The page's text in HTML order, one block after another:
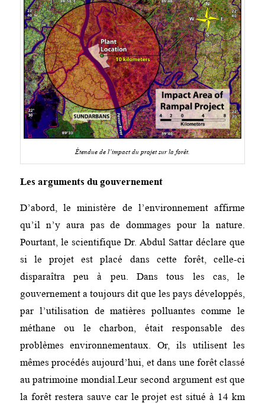
Étendue de l’impact du projet sur la forêt.
Les arguments du gouvernement
D’abord, le ministère de l’environnement affirme
qu’il n’y aura pas de dommages pour la nature.
Pourtant, le scientifique Dr. Abdul Sattar déclare que
si le projet est placé dans cette forêt, celle-ci
disparaîtra peu à peu. Dans tous les cas, le
gouvernement a toujours dit que les pays développés,
par l’utilisation de matières polluantes comme le
méthane ou le charbon, était responsable des
problèmes environnementaux. Or, ils utilisent les
mêmes procédés aujourd’hui, et dans une forêt classé
au patrimoine mondial.Leur second argument est que
la forêt restera sauve car le projet est situé à 14 km